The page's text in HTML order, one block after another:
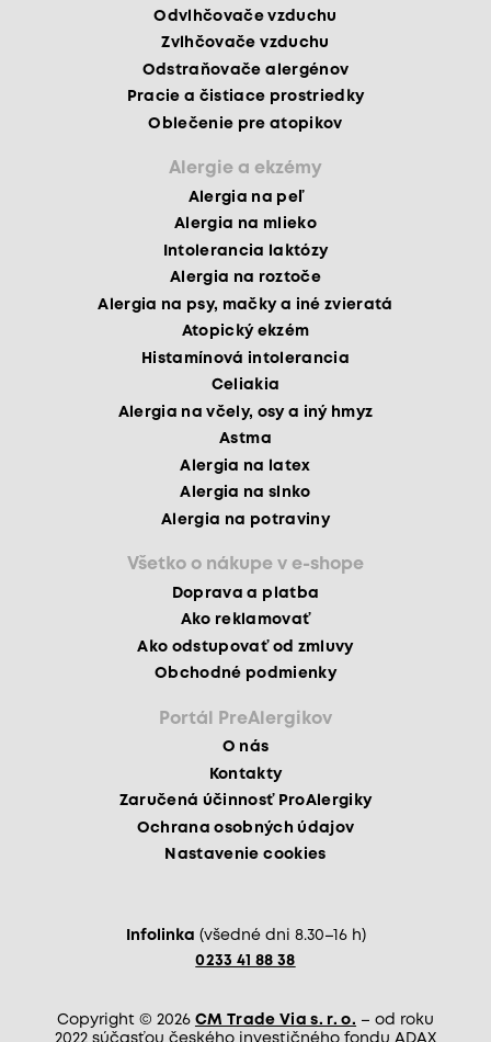
Odvlhčovače vzduchu
Zvlhčovače vzduchu
Odstraňovače alergénov
Pracie a čistiace prostriedky
Oblečenie pre atopikov
Alergie a ekzémy
Alergia na peľ
Alergia na mlieko
Intolerancia laktózy
Alergia na roztoče
Alergia na psy, mačky a iné zvieratá
Atopický ekzém
Histamínová intolerancia
Celiakia
Alergia na včely, osy a iný hmyz
Astma
Alergia na latex
Alergia na slnko
Alergia na potraviny
Všetko o nákupe v e-shope
Doprava a platba
Ako reklamovať
Ako odstupovať od zmluvy
Obchodné podmienky
Portál PreAlergikov
O nás
Kontakty
Zaručená účinnosť ProAlergiky
Ochrana osobných údajov
Nastavenie cookies
Infolinka (všedné dni 8.30–16 h)
0233 41 88 38
Copyright © 2026 CM Trade Via s. r. o. – od roku
2022 súčasťou českého investičného fondu ADAX